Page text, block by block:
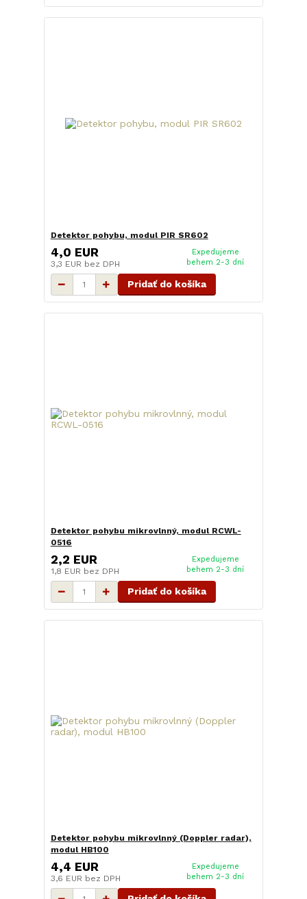
Detektor pohybu, modul PIR SR602
4,0 EUR
3,3 EUR bez DPH
Expedujeme
behem 2-3 dní
Pridať do košíka
Detektor pohybu mikrovlnný, modul RCWL-
0516
2,2 EUR
1,8 EUR bez DPH
Expedujeme
behem 2-3 dní
Pridať do košíka
Detektor pohybu mikrovlnný (Doppler radar),
modul HB100
4,4 EUR
3,6 EUR bez DPH
Expedujeme
behem 2-3 dní